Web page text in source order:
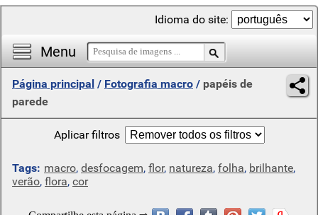
Menu
Idioma do site:
Página principal / Fotografia macro / papéis de
parede
Aplicar filtros
Tags: macro, desfocagem, flor, natureza, folha, brilhante,
verão, flora, cor